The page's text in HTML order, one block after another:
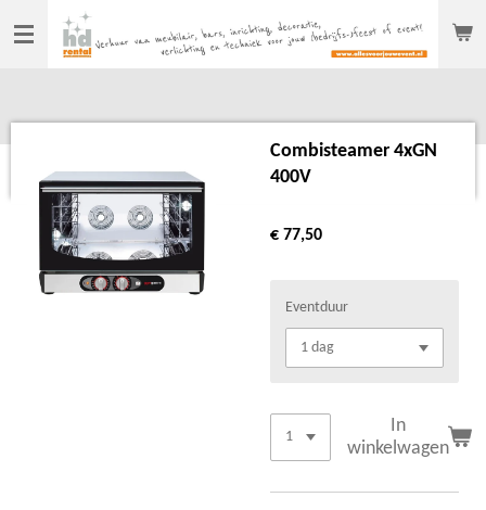
Ga
direct
hoofdinhoud
Combisteamer 4xGN
400V
€ 77,50
Eventduur
In
winkelwagen